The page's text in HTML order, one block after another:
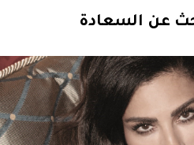
عن السعادة